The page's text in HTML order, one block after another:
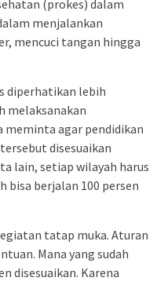
(prokes) dalam
menjalankan
mencuci tangan hingga
diperhatikan lebih
melaksanakan
meminta agar pendidikan
disesuaikan
lain, setiap wilayah harus
bisa berjalan 100 persen
tatap muka. Aturan
Mana yang sudah
disesuaikan. Karena